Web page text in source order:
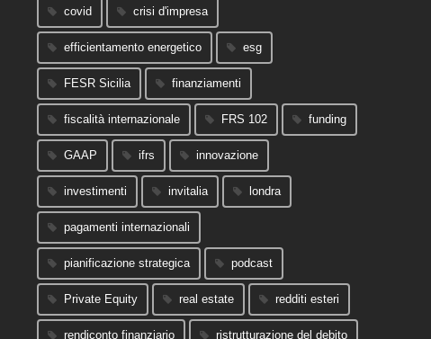
covid crisi d'impresa
efficientamento energetico esg
FESR Sicilia finanziamenti
fiscalità internazionale FRS 102 funding
GAAP ifrs innovazione
investimenti invitalia londra
pagamenti internazionali
pianificazione strategica podcast
Private Equity real estate redditi esteri
rendiconto finanziario ristrutturazione del debito